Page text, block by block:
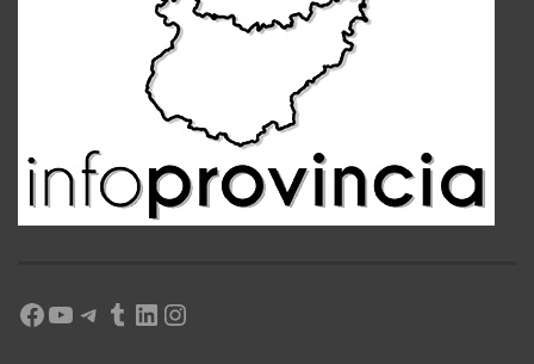
Facebook
YouTube
Telegram
Tumblr
LinkedIn
Instagram